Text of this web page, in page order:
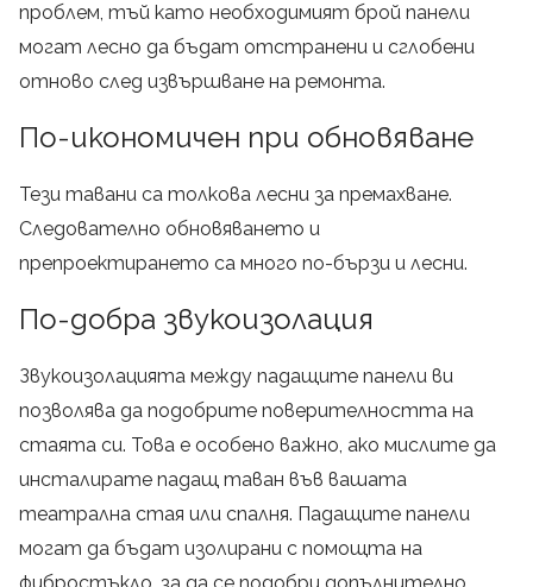
проблем, тъй като необходимият брой панели
могат лесно да бъдат отстранени и сглобени
отново след извършване на ремонта.
По-икономичен при обновяване
Тези тавани са толкова лесни за премахване.
Следователно обновяването и
препроектирането са много по-бързи и лесни.
По-добра звукоизолация
Звукоизолацията между падащите панели ви
позволява да подобрите поверителността на
стаята си. Това е особено важно, ако мислите да
инсталирате падащ таван във вашата
театрална стая или спалня. Падащите панели
могат да бъдат изолирани с помощта на